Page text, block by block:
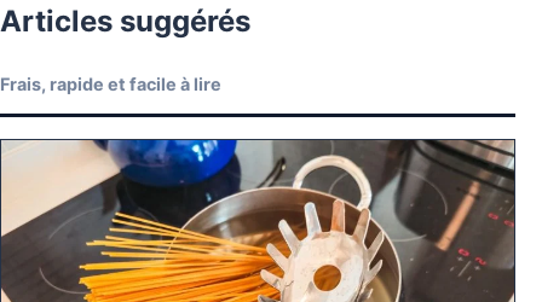
Articles suggérés
Frais, rapide et facile à lire